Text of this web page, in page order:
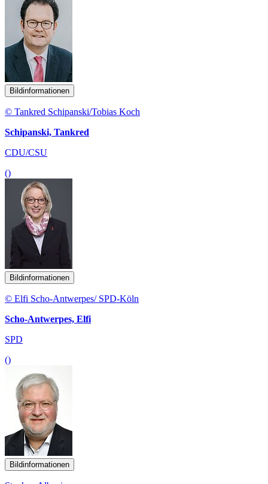
Bildinformationen
© Tankred Schipanski/Tobias Koch
Schipanski, Tankred
CDU/CSU
()
Bildinformationen
© Elfi Scho-Antwerpes/ SPD-Köln
Scho-Antwerpes, Elfi
SPD
()
Bildinformationen